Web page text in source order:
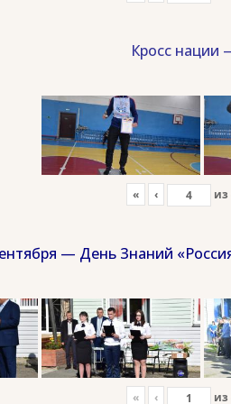
Кросс нации
« ‹ из
— День Знаний
« ‹ из